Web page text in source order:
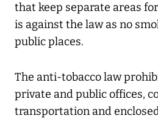
that keep separate areas
is against the law as no
public places.
The anti-tobacco law
private and public offices,
transportation and